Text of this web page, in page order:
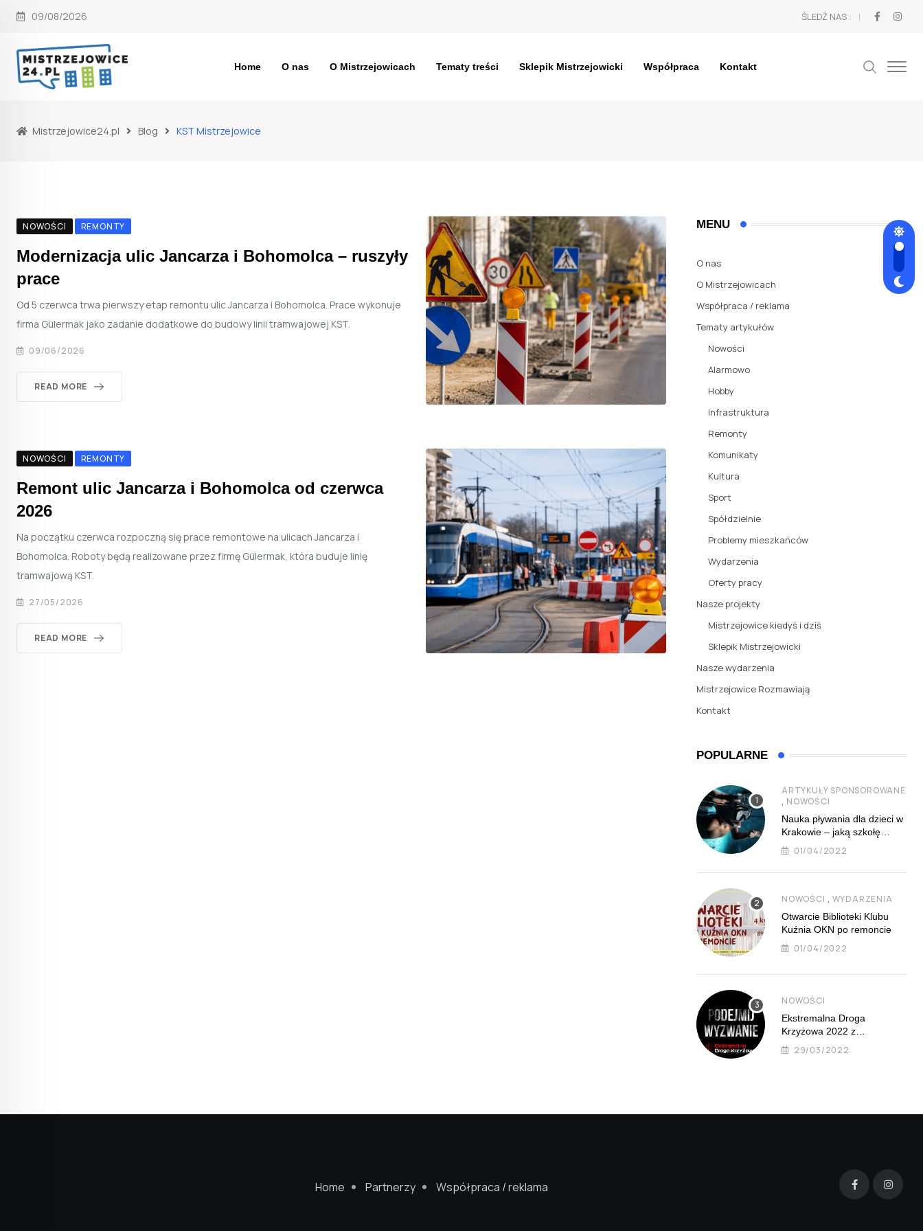
Skip
content
09/08/2026 ŚLEDŹ NAS :
Home O nas O Mistrzejowicach Tematy treści Sklepik Mistrzejowicki Współpraca Kontakt
Mistrzejowice24.pl Blog KST Mistrzejowice
NOWOŚCI REMONTY
Modernizacja ulic Jancarza i Bohomolca – ruszyły
prace
Od 5 czerwca trwa pierwszy etap remontu ulic Jancarza i Bohomolca. Prace wykonuje
firma Gülermak jako zadanie dodatkowe do budowy linii tramwajowej KST.
09/06/2026
READ MORE
NOWOŚCI REMONTY
Remont ulic Jancarza i Bohomolca od czerwca
2026
Na początku czerwca rozpoczną się prace remontowe na ulicach Jancarza i
Bohomolca. Roboty będą realizowane przez firmę Gülermak, która buduje linię
tramwajową KST.
27/05/2026
READ MORE
MENU
O nas
O Mistrzejowicach
Współpraca / reklama
Tematy artykułów
Nowości
Alarmowo
Hobby
Infrastruktura
Remonty
Komunikaty
Kultura
Sport
Spółdzielnie
Problemy mieszkańców
Wydarzenia
Oferty pracy
Nasze projekty
Mistrzejowice kiedyś i dziś
Sklepik Mistrzejowicki
Nasze wydarzenia
Mistrzejowice Rozmawiają
Kontakt
POPULARNE
ARTYKUŁY SPONSOROWANE
, NOWOŚCI
Nauka pływania dla dzieci w
Krakowie – jaką szkołę
najlepiej wybrać?
01/04/2022
NOWOŚCI , WYDARZENIA
Otwarcie Biblioteki Klubu
Kuźnia OKN po remoncie
01/04/2022
NOWOŚCI
Ekstremalna Droga
Krzyżowa 2022 z
Mistrzejowic już 8 kwietnia
29/03/2022
Home Partnerzy Współpraca / reklama